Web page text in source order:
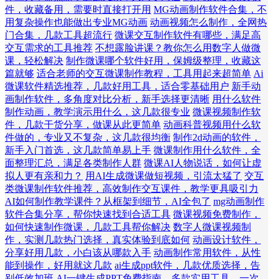
件，收藏备用，需要时直接打开用 MG动画制作软件合集，不
用复杂操作也能做出专业MG动画 动画视频怎么制作，全网热
门合集，几款工具超流行 微课交互制作软件有哪些，满足高
交互需求的工具推荐 不想露脸讲课？教你怎么用数字人做微
课，轻松解决 制作微课哪个软件好用，保姆级整理，收藏这
篇就够 适合老师的交互微课制作教程，工具用起来超简单 Ai
微课软件精选推荐，几款好用工具，适合零基础用户 新手动
画制作软件，多角度对比分析，新手选择更清晰 用什么软件
制作动画，教学演示用什么，这几款很专业 微课视频制作软
件，几款干货分享，做课从此更简单 动画科普视频用什么软
件做的，专业又不复杂，这几款很均衡 制作2d动画的软件，
新手入门首选，这几款简单易上手 微课制作用什么软件，全
面整理汇总，满足各类制作人群 微课AI人物说话，如何让虚
拟人更有亲和力？ 用AI生成微课做短视频，引流太猛了 交互
类微课制作软件推荐，高效制作交互课件，教学更具吸引力
AI如何制作教学课件？从框架到细节，AI全包了 mg动画制作
软件合集分享，帮你快速找到合适工具 微课视频免费制作，
如何快速制作微课，几款工具帮你解决 数字人微课视频制
作，实测几款热门选择，真实体验到底如何 动画设计软件，
分享好用几款，小白该从哪款入手 动画制作常用软件，从性
能到操作，好用就这几款 ai生成ppt软件，几款优质选择，告